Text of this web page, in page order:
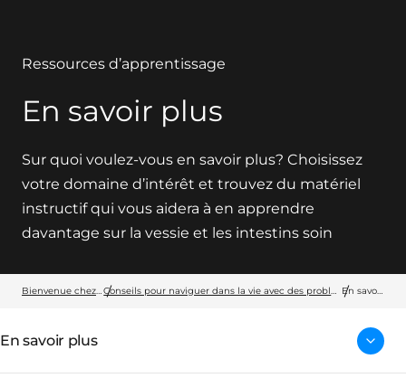
Ressources d’apprentissage
En savoir plus
Sur quoi voulez-vous en savoir plus? Choisissez
votre domaine d’intérêt et trouvez du matériel
instructif qui vous aidera à en apprendre
davantage sur la vessie et les intestins soin
Bienvenue chez Wellspect Conseils pour naviguer dans la vie avec des problèmes de vessie et d’intestin En savoir
En savoir plus